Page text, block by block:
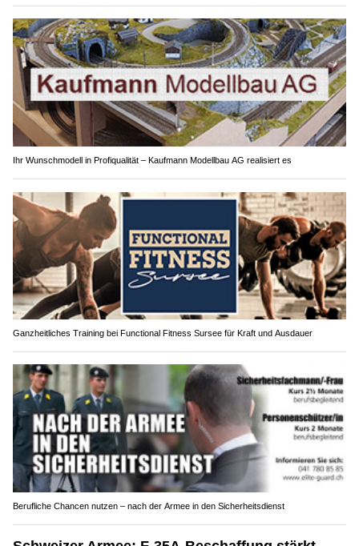
Ihr Wunschmodell in Profiqualität – Kaufmann Modellbau AG realisiert es
Ganzheitliches Training bei Functional Fitness Sursee für Kraft und Ausdauer
Berufliche Chancen nutzen – nach der Armee in den Sicherheitsdienst